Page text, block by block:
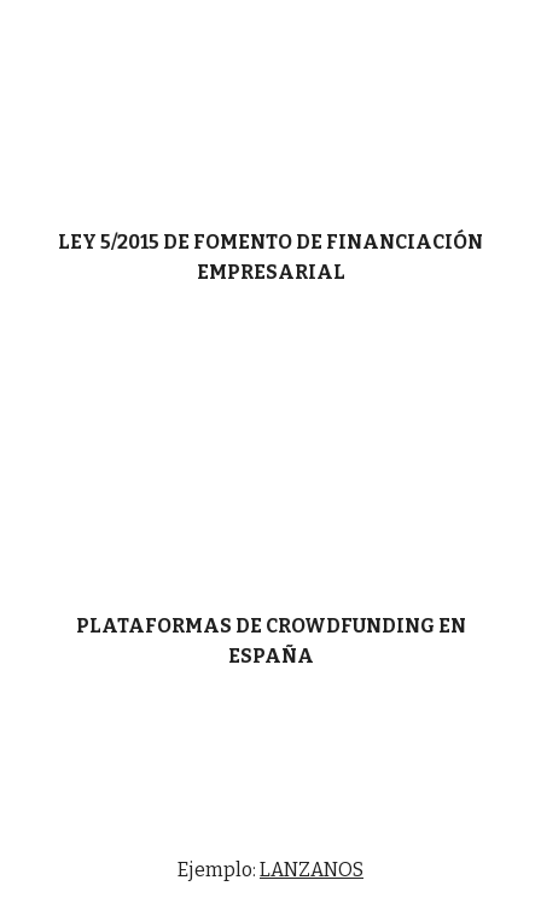
LEY 5/2015 DE FOMENTO DE FINANCIACIÓN
EMPRESARIAL
PLATAFORMAS DE CROWDFUNDING EN
ESPAÑA
Ejemplo: LANZANOS